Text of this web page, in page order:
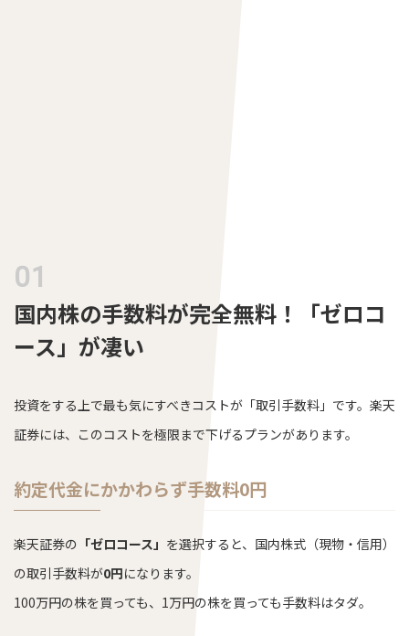
国内株の手数料が完全無料！「ゼロコ
ース」が凄い
投資をする上で最も気にすべきコストが「取引手数料」です。楽天
証券には、このコストを極限まで下げるプランがあります。
約定代金にかかわらず手数料0円
楽天証券の 「ゼロコース」 を選択すると、国内株式（現物・信用）
の取引手数料が0円になります。
100万円の株を買っても、1万円の株を買っても手数料はタダ。